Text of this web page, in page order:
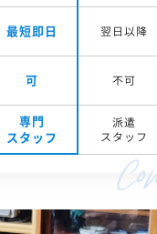
最短即日 翌日以降
可 不可
専門
スタッフ
派遣
スタッフ